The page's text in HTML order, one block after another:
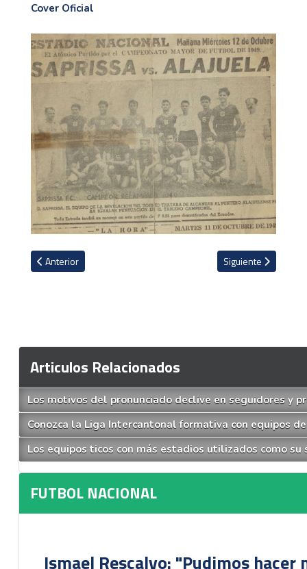
Cover Oficial
Artículo anterior: Saprissa podría quedarse pronto sin el
Anterior Artículo siguiente:
Siguiente
Articulos Relacionados
Los motivos del pronunciado declive en seguidores y
Conozca la Liga Intercantonal formativa con equipos de
Los equipos ticos con más estadios utilizados como
FUTBOL NACIONAL
Ismael Rescalvo: "Pudimos